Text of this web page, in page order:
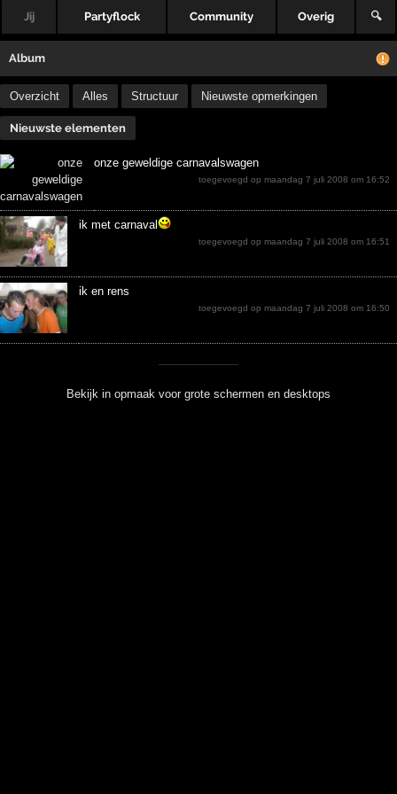
Jij Partyflock Community Overig 🔍
Album
Overzicht Alles Structuur Nieuwste opmerkingen
Nieuwste elementen
onze geweldige carnavalswagen
toegevoegd op maandag 7 juli 2008 om 16:52
ik met carnaval
toegevoegd op maandag 7 juli 2008 om 16:51
ik en rens
toegevoegd op maandag 7 juli 2008 om 16:50
Bekijk in opmaak voor grote schermen en desktops